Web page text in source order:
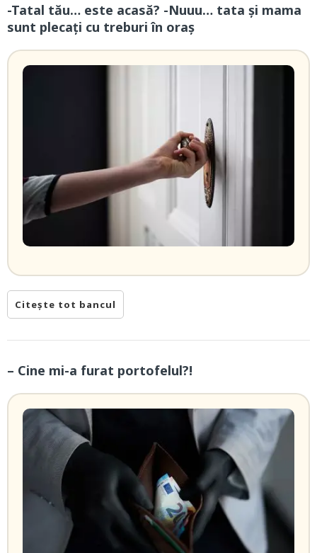
-Tatal tău… este acasă? -Nuuu… tata și mama
sunt plecați cu treburi în oraș
Citește tot bancul
– Cine mi-a furat portofelul?!